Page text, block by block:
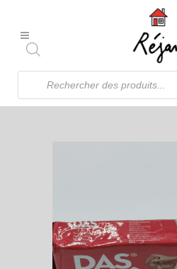
Recherche
produits